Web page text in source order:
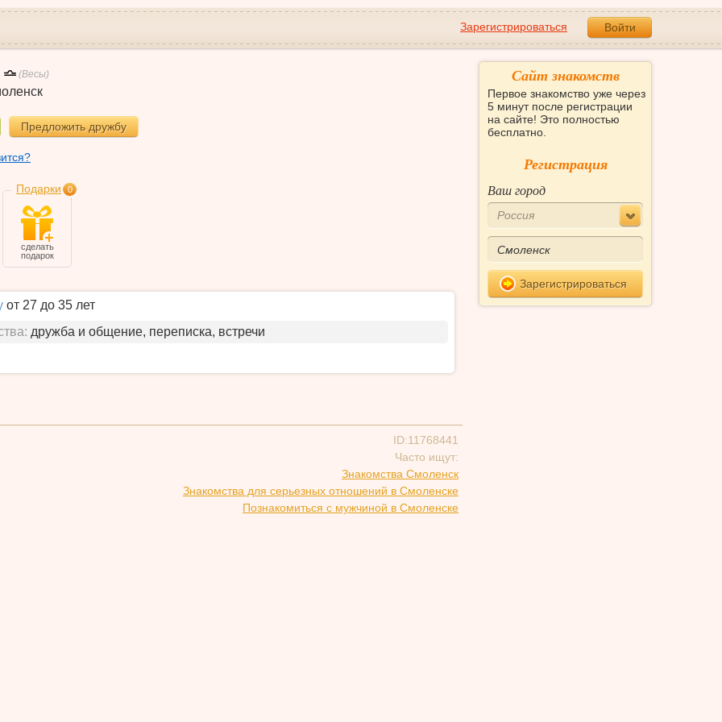
Зарегистрироваться Войти
(Весы)
Предложить дружбу
Подарки 0
сделать
подарок
от 27 до 35 лет
дружба и общение, переписка, встречи
ID:11768441
Часто ищут:
Знакомства Смоленск
Знакомства для серьезных отношений в Смоленске
Познакомиться с мужчиной в Смоленске
Сайт знакомств
Первое знакомство уже через
5 минут после регистрации
на сайте! Это полностью
бесплатно.
Регистрация
Ваш город
Россия
Зарегистрироваться